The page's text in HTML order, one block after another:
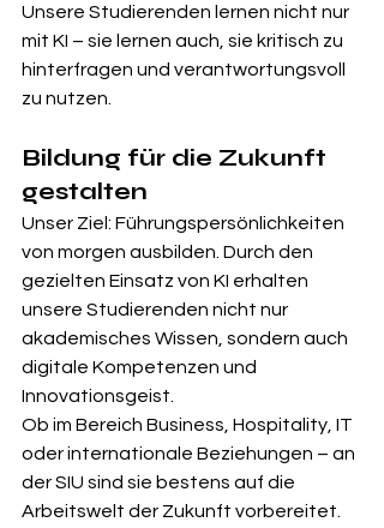
Unsere Studierenden lernen nicht nur
mit KI – sie lernen auch, sie kritisch zu
hinterfragen und verantwortungsvoll
zu nutzen.
Bildung für die Zukunft
gestalten
Unser Ziel: Führungspersönlichkeiten
von morgen ausbilden. Durch den
gezielten Einsatz von KI erhalten
unsere Studierenden nicht nur
akademisches Wissen, sondern auch
digitale Kompetenzen und
Innovationsgeist.
Ob im Bereich Business, Hospitality, IT
oder internationale Beziehungen – an
der SIU sind sie bestens auf die
Arbeitswelt der Zukunft vorbereitet.